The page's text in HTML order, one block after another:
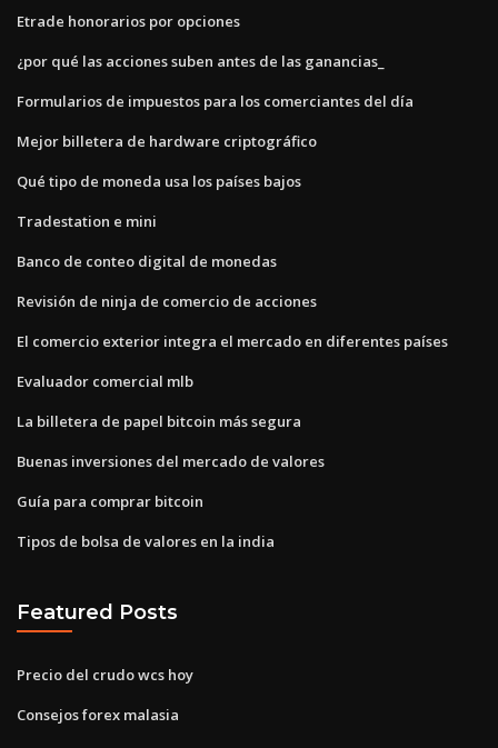
Etrade honorarios por opciones
¿por qué las acciones suben antes de las ganancias_
Formularios de impuestos para los comerciantes del día
Mejor billetera de hardware criptográfico
Qué tipo de moneda usa los países bajos
Tradestation e mini
Banco de conteo digital de monedas
Revisión de ninja de comercio de acciones
El comercio exterior integra el mercado en diferentes países
Evaluador comercial mlb
La billetera de papel bitcoin más segura
Buenas inversiones del mercado de valores
Guía para comprar bitcoin
Tipos de bolsa de valores en la india
Featured Posts
Precio del crudo wcs hoy
Consejos forex malasia